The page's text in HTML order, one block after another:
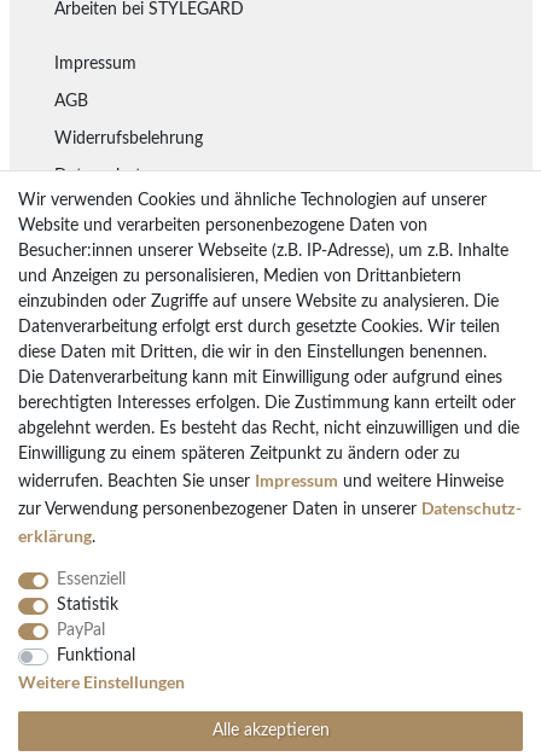
Arbeiten bei STYLEGARD
Impressum
AGB
Widerrufsbelehrung
Datenschutz
Lieferung
Rückgaberecht
Vertrag widerrufen
Bezahlarten
PayPal
Vorkasse Überweisung
Kreditkarten
Kauf auf Rechnung
Folgen Sie uns
Wir verwenden Cookies und ähnliche Technologien auf unserer
Website und verarbeiten personenbezogene Daten von
Besucher:innen unserer Webseite (z.B. IP-Adresse), um z.B. Inhalte
und Anzeigen zu personalisieren, Medien von Drittanbietern
einzubinden oder Zugriffe auf unsere Website zu analysieren. Die
Datenverarbeitung erfolgt erst durch gesetzte Cookies. Wir teilen
diese Daten mit Dritten, die wir in den Einstellungen benennen.
Die Datenverarbeitung kann mit Einwilligung oder aufgrund eines
berechtigten Interesses erfolgen. Die Zustimmung kann erteilt oder
abgelehnt werden. Es besteht das Recht, nicht einzuwilligen und die
Einwilligung zu einem späteren Zeitpunkt zu ändern oder zu
widerrufen. Beachten Sie unser Impressum und weitere Hinweise
zur Verwendung personenbezogener Daten in unserer Daten­schutz­
erklärung.
Essenziell
Statistik
PayPal
Funktional
Weitere Einstellungen
Alle akzeptieren